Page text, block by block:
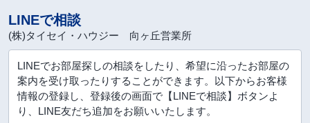
LINEで相談
(株)タイセイ・ハウジー 向ヶ丘営業所
LINEでお部屋探しの相談をしたり、希望に沿ったお部屋の
案内を受け取ったりすることができます。以下からお客様
情報の登録し、登録後の画面で【LINEで相談】ボタンよ
り、LINE友だち追加をお願いいたします。